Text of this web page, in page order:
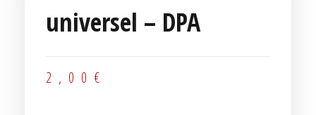
universel – DPA
2,00 €